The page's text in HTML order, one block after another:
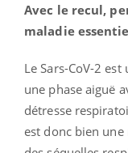
Avec le recul,
maladie
Le Sars-CoV-2
une phase aiguë
détresse
est donc bien